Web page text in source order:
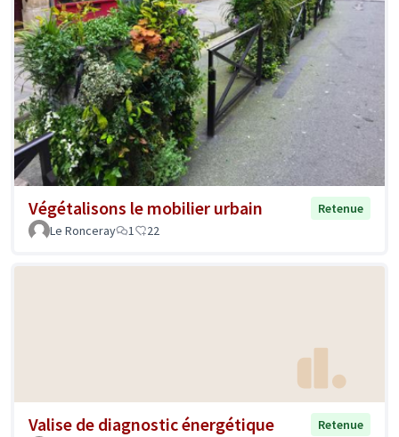
Végétalisons le mobilier urbain
Retenue
Le Ronceray
1 22
Valise de diagnostic énergétique
Retenue